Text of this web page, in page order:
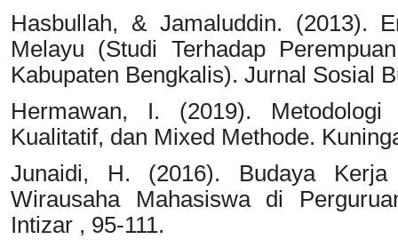
Hasbullah, & Jamaluddin. (2013).
Melayu (Studi Terhadap
Kabupaten Bengkalis). Jurnal Sosial
Hermawan, I. (2019). Metodologi
Kualitatif, dan Mixed Methode.
Junaidi, H. (2016). Budaya Kerja
Wirausaha Mahasiswa di
Intizar , 95-111.